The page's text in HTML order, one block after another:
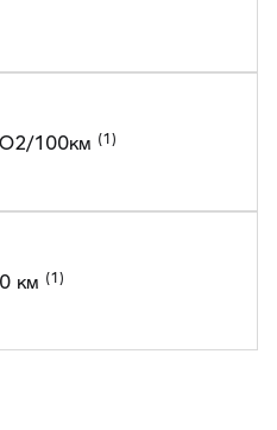
100км
км